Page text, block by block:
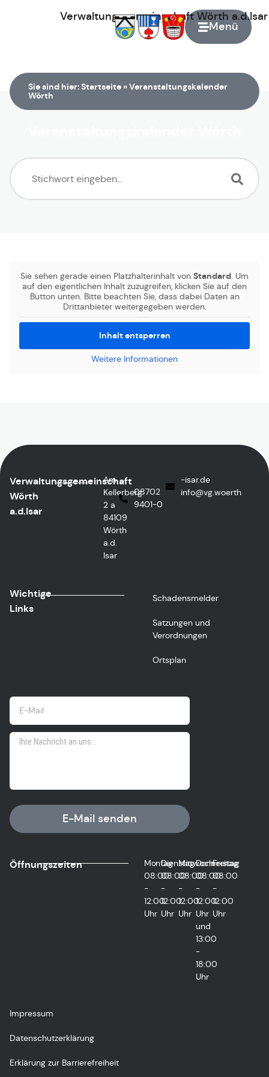
Menü
Verwaltungsgemeinschaft Wörth
Sie sind hier:Startseite »Veranstaltungskalender
Wörth
Sie sehen gerade einen Platzhalterinhalt von Standard. Um
auf den eigentlichen Inhalt zuzugreifen, klicken Sie auf den
Button unten. Bitte beachten Sie, dass dabei Daten an
Drittanbieter weitergegeben werden.
Inhalt entsperren
Weitere Informationen
Verwaltungsgemeinschaft
Wörth
a.d.Isar
Am
Kellerberg
2 a
84109
Wörth
a.d.
Isar
08702
9401-0
ed.rasi-
htreow.gv
@ofni
Wichtige
Links
Schadensmelder
Satzungen und
Verordnungen
Ortsplan
E-Mail senden
Öffnungszeiten
Montag
08:00
-
12:00
Uhr
Dienstag
08:00
-
12:00
Uhr
Mittwoch
08:00
-
12:00
Uhr
Donnerstag
08:00
-
12:00
Uhr
und
13:00
-
18:00
Uhr
Freitag
08:00
-
12:00
Uhr
Impressum
Datenschutzerklärung
Erklärung zur Barrierefreiheit